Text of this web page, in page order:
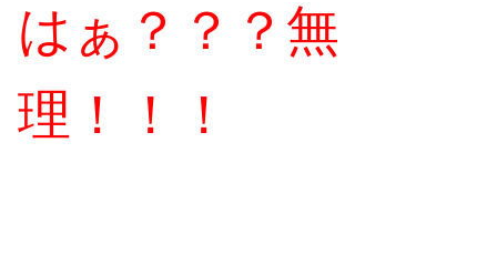
はぁ？？？無
理！！！